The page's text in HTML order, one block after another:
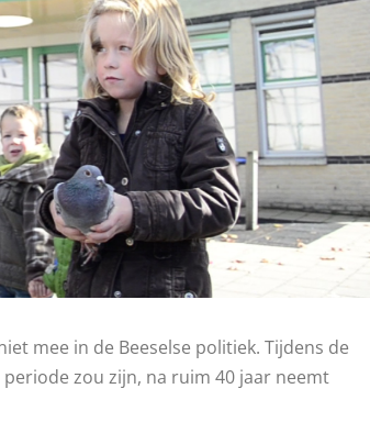
mee in de Beeselse politiek. Tijdens de
zou zijn, na ruim 40 jaar neemt